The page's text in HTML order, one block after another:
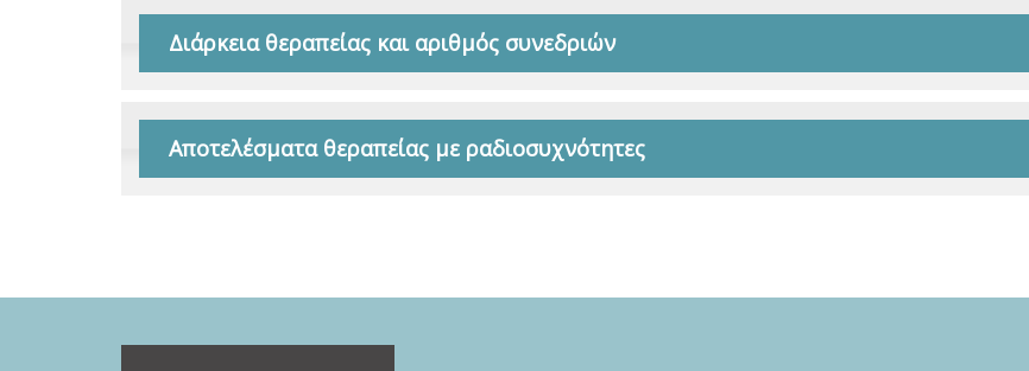
Διάρκεια θεραπείας και αριθμός συνεδριών
Αποτελέσματα θεραπείας με ραδιοσυχνότητες